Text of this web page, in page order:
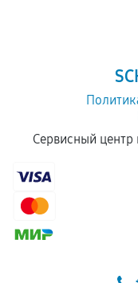
Сервисный центр